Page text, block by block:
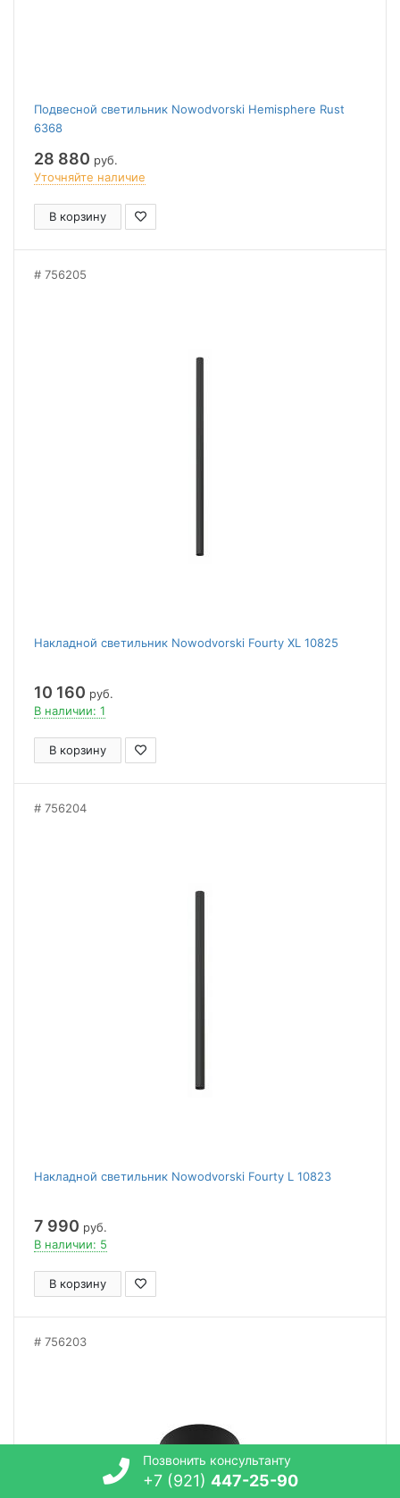
Подвесной светильник Nowodvorski Hemisphere Rust
6368
28 880 руб.
Уточняйте наличие
В корзину
756205
Накладной светильник Nowodvorski Fourty XL 10825
10 160 руб.
В наличии: 1
В корзину
756204
Накладной светильник Nowodvorski Fourty L 10823
7 990 руб.
В наличии: 5
В корзину
756203
Позвонить консультанту
+7 (921) 447-25-90